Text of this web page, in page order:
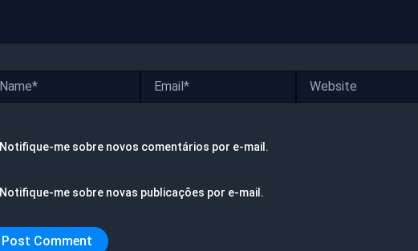
Notifique-me sobre novos comentários por e-mail.
Notifique-me sobre novas publicações por e-mail.